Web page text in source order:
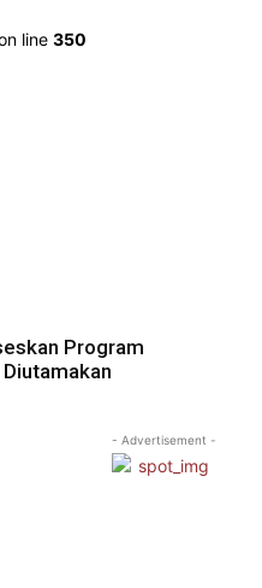
line 350
Program
- Advertisement -